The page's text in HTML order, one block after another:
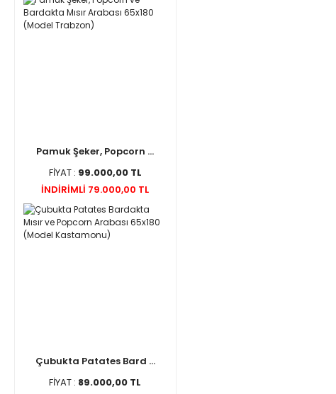
Pamuk Şeker, Popcorn ...
FİYAT : 99.000,00 TL
İNDİRİMLİ 79.000,00 TL
Çubukta Patates Bard ...
FİYAT : 89.000,00 TL